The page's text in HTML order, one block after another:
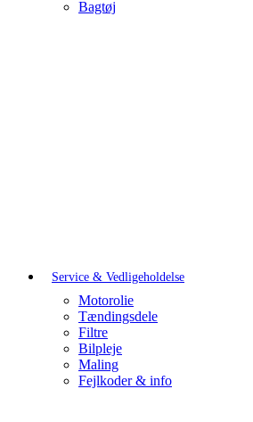
Bagtøj
Service & Vedligeholdelse
Motorolie
Tændingsdele
Filtre
Bilpleje
Maling
Fejlkoder & info